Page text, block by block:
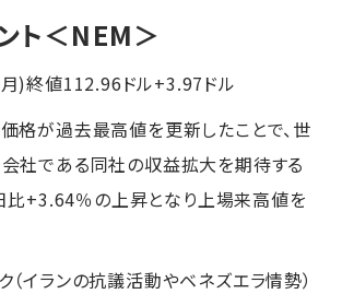
ト＜NEM＞
終値112.96ドル+3.97ドル
格が過去最高値を更新したことで、世
社である同社の収益拡大を期待する
比+3.64％の上昇となり上場来高値を
イランの抗議活動やベネズエラ情勢）